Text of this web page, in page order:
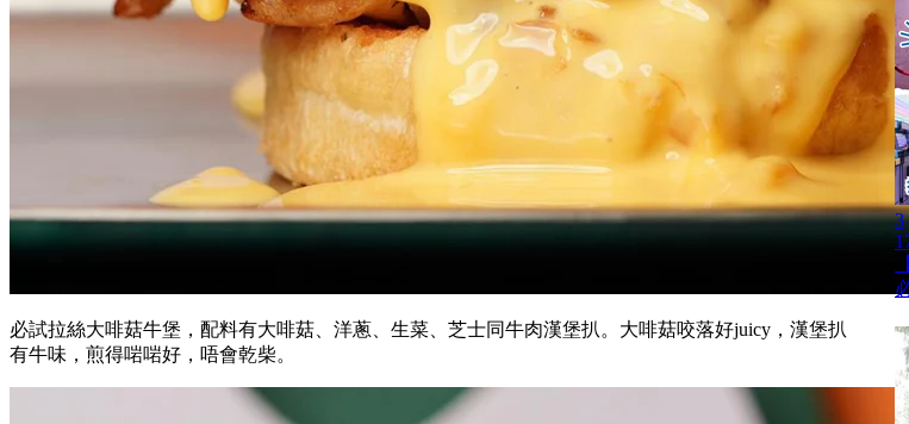
必試拉絲大啡菇牛堡，配料有大啡菇、洋蔥、生菜、芝士同牛肉漢堡扒。大啡菇咬落好juicy，漢堡扒
有牛味，煎得啱啱好，唔會乾柴。
3